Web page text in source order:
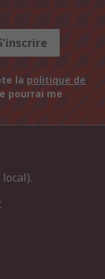
la politique de
pourrai me